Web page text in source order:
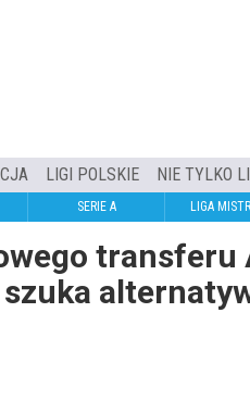
LIGI POLSKIE NIE TYLKO
SERIE A LIGA
transferu